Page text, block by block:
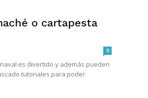
o cartapesta
0
es divertido y además pueden
tutoriales para poder